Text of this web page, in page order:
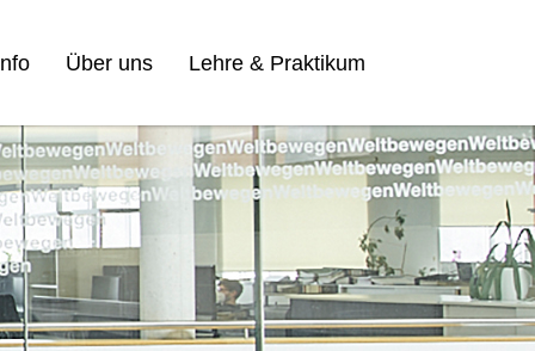
Über uns Lehre & Praktikum